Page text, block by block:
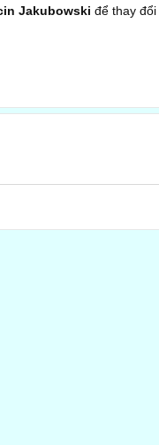
Jakubowski để thay